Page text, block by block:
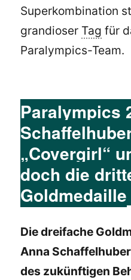
Superkombination
grandioser Tag für
Paralympics-Team.
Paralympics
„Covergirl“
doch die
Goldmedaille
Die dreifache
Anna
des zukünftigen